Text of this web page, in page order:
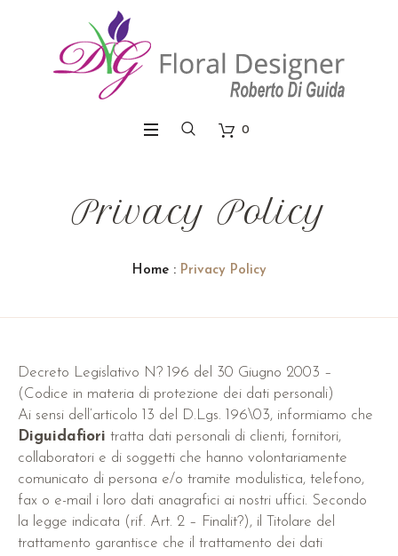
0
Privacy Policy
Home : Privacy Policy
Decreto Legislativo N? 196 del 30 Giugno 2003 –
(Codice in materia di protezione dei dati personali)
Ai sensi dell’articolo 13 del D.Lgs. 196\03, informiamo che
Diguidafiori tratta dati personali di clienti, fornitori,
collaboratori e di soggetti che hanno volontariamente
comunicato di persona e/o tramite modulistica, telefono,
fax o e-mail i loro dati anagrafici ai nostri uffici. Secondo
la legge indicata (rif. Art. 2 – Finalit?), il Titolare del
trattamento garantisce che il trattamento dei dati